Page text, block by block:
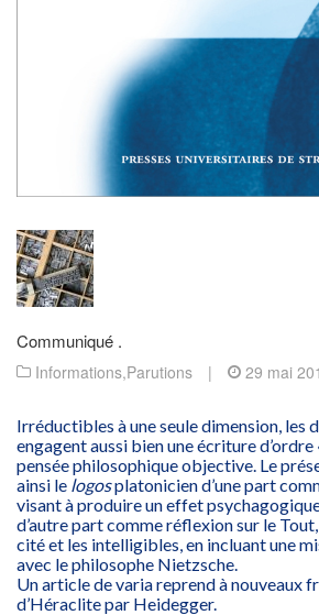
Communiqué .
Informations,Parutions | 29 mai
Irréductibles à une seule dimension, les
engagent aussi bien une écriture d’ordre
pensée philosophique objective. Le
ainsi le logosplatonicien d’une part
visant à produire un effet
d’autre part comme réflexion sur le Tout,
cité et les intelligibles, en incluant une
avec le philosophe Nietzsche.
Un article de varia reprend à nouveaux
d’Héraclite par Heidegger.